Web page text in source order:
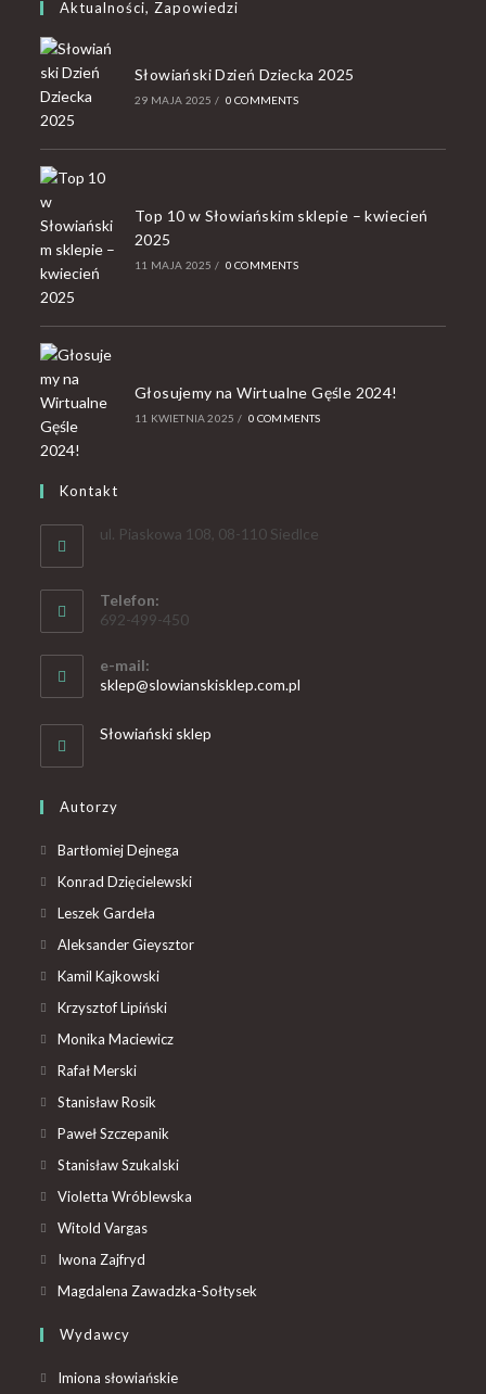
Aktualności, Zapowiedzi
Słowiański Dzień Dziecka 2025
29 MAJA 2025 / 0 COMMENTS
Top 10 w Słowiańskim sklepie – kwiecień
2025
11 MAJA 2025 / 0 COMMENTS
Głosujemy na Wirtualne Gęśle 2024!
11 KWIETNIA 2025 / 0 COMMENTS
Kontakt
ul. Piaskowa 108, 08-110 Siedlce
Telefon:
692-499-450
e-mail:
sklep@slowianskisklep.com.pl
Słowiański sklep
Autorzy
Bartłomiej Dejnega
Konrad Dzięcielewski
Leszek Gardeła
Aleksander Gieysztor
Kamil Kajkowski
Krzysztof Lipiński
Monika Maciewicz
Rafał Merski
Stanisław Rosik
Paweł Szczepanik
Stanisław Szukalski
Violetta Wróblewska
Witold Vargas
Iwona Zajfryd
Magdalena Zawadzka-Sołtysek
Wydawcy
Imiona słowiańskie